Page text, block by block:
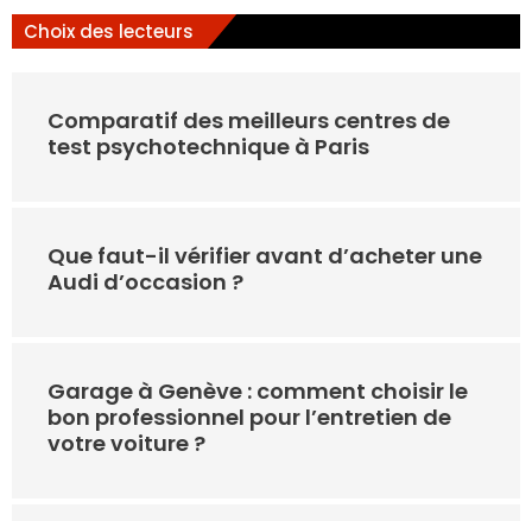
Choix des lecteurs
Comparatif des meilleurs centres de
test psychotechnique à Paris
Que faut-il vérifier avant d’acheter une
Audi d’occasion ?
Garage à Genève : comment choisir le
bon professionnel pour l’entretien de
votre voiture ?